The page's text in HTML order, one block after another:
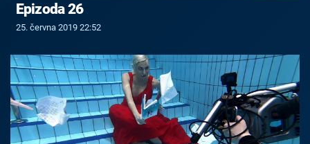
Epizoda 26
25. června 2019 22:52